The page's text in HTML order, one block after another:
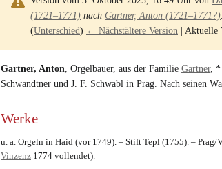
(1721–1771) nach Gartner, Anton (1721–1771?)
(Unterschied) ← Nächstältere Version | Aktuelle
Gartner, Anton Orgelbauer, aus der Familie Gartner, *
Schwandtner und J. F. Schwabl in Prag. Nach seinen
Werke
u. a. Orgeln in Haid (vor 1749). – Stift Tepl (1755). –
Vinzenz 1774 vollendet).